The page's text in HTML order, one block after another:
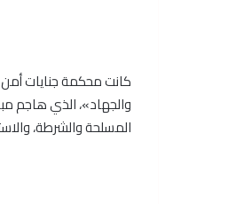
والجهاد»، الذي هاجم
المسلحة والشرطة،